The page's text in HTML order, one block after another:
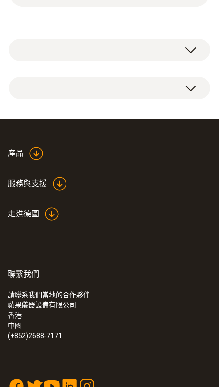
產品
服務與支援
走進德圖
聯繫我們
請聯系我們當地的合作夥伴
蘋果儀器設備有限公司
香港
中國
(+852)2688-7171